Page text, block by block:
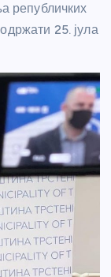
републичких
25. јула